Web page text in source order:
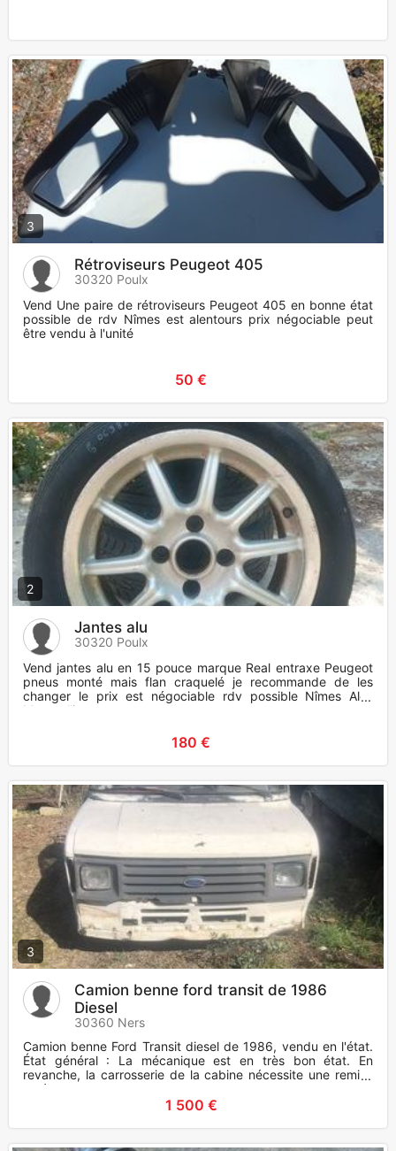
3
Rétroviseurs Peugeot 405
30320 Poulx
Vend Une paire de rétroviseurs Peugeot 405 en bonne état
possible de rdv Nîmes est alentours prix négociable peut
être vendu à l'unité
50 €
2
Jantes alu
30320 Poulx
Vend jantes alu en 15 pouce marque Real entraxe Peugeot
pneus monté mais flan craquelé je recommande de les
changer le prix est négociable rdv possible Nîmes Alès
Montpellier
180 €
3
Camion benne ford transit de 1986
Diesel
30360 Ners
Camion benne Ford Transit diesel de 1986, vendu en l'état.
État général : La mécanique est en très bon état. En
revanche, la carrosserie de la cabine nécessite une remise
en état a
1 500 €